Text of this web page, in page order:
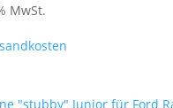
MwSt.